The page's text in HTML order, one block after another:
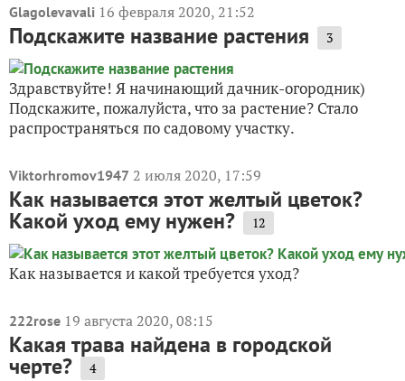
Glagolevavali 16 февраля 2020, 21:52
Подскажите название растения 3
Здравствуйте! Я начинающий дачник-огородник)
Подскажите, пожалуйста, что за растение? Стало
распространяться по садовому участку.
Viktorhromov1947 2 июля 2020, 17:59
Как называется этот желтый цветок?
Какой уход ему нужен? 12
Как называется и какой требуется уход?
222rose 19 августа 2020, 08:15
Какая трава найдена в городской
черте? 4